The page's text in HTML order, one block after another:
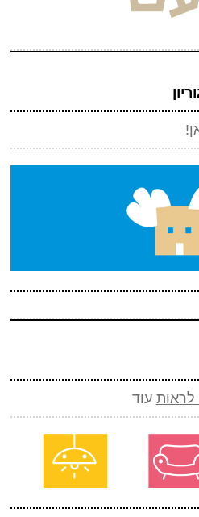
!
(אף אחד לא יראה אותו) (חובה)
ספאם - באיזה כלי תחבורה אני טס (ארבע אותיות)
לראות עוד